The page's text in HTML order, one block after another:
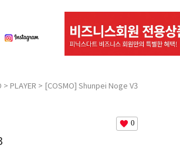
> PLAYER > [COSMO] Shunpei Noge V3
0